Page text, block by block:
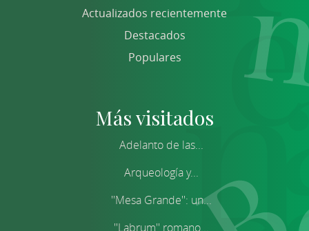
Actualizados recientemente
Destacados
Populares
Más visitados
Adelanto de las...
Arqueología y...
''Mesa Grande'': un...
''Labrum'' romano...